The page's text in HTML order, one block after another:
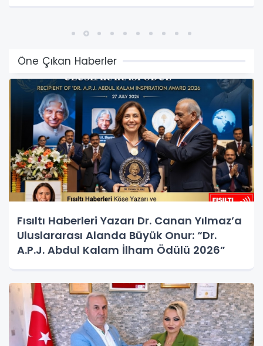
Öne Çıkan Haberler
Fısıltı Haberleri Yazarı Dr. Canan Yılmaz’a
Uluslararası Alanda Büyük Onur: “Dr.
A.P.J. Abdul Kalam İlham Ödülü 2026”